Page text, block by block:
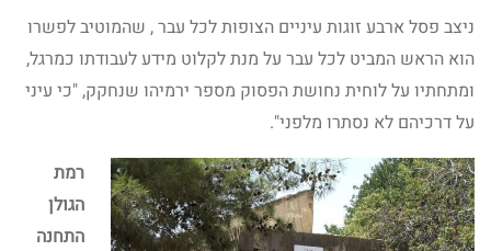
ניצב פסל ארבע זוגות עיניים הצופות לכל עבר , שהמוטיב לפשרו
הוא הראש המביט לכל עבר על מנת לקלוט מידע לעבודתו כמרגל,
ומתחתיו על לוחית נחושת הפסוק מספר ירמיהו שנחקק, "כי עיני
על דרכיהם לא נסתרו מלפני".
רמת
הגולן
התחנה